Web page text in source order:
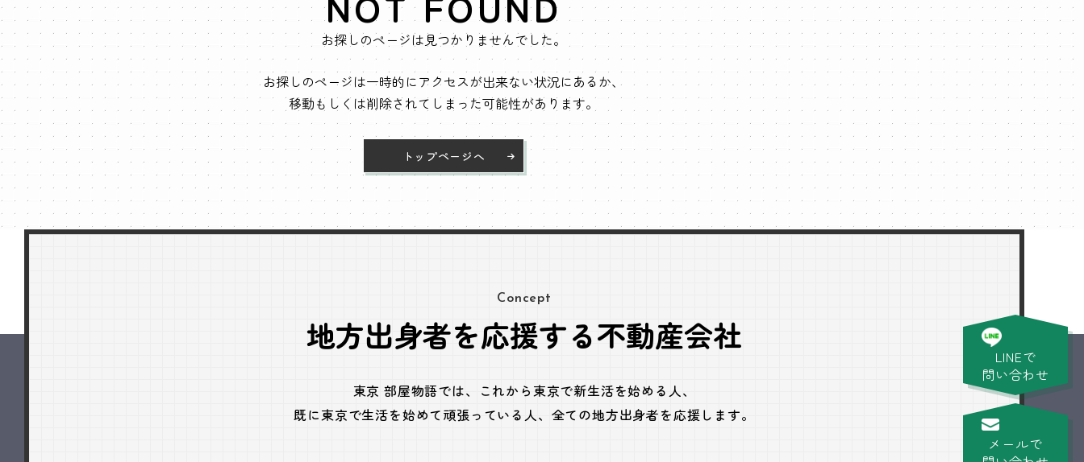
お探しのページは見つかりませんでした。
お探しのページは一時的にアクセスが出来ない状況にあるか、
移動もしくは削除されてしまった可能性があります。
トップページへ
Concept
地方出身者を応援する不動産会社
東京 部屋物語では、
これから東京で新生活を始める人、
既に東京で生活を始めて頑張っている人、 全ての地方出身者を応援します。
LINEで
問い合わせ
メールで